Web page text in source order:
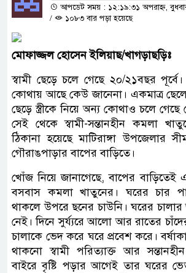
আপডেট সময় : ১২:১৯:৩১ অপরাহ্ন,
/
১০৮৩ বার পড়া হয়েছে
মোফাজ্জল হোসেন ইলিয়াছ/খাগড়াছড়িঃ
স্বামী ছেড়ে চলে গেছে ২০/২১বছর
কোথায় আছে কেউ জানেনা। একমাত্র
ছেড়ে স্ত্রীকে নিয়ে অন্য কোথাও চলে
সেই থেকে স্বামী-সন্তানহীন কমলা
ঠিকানা হয়েছে মাটিরাঙ্গা উপজেলার
গৌরাঙপাড়ার বাপের বাড়িতে।
খোঁজ নিয়ে জানাগেছে, বাপের বাড়িতেই
বসবাস কমলা খাতুনের। ঘরের চার
থাকলে উপরে ছনের চাউনি। ঘরের
নেই। দিনে সুর্য্যরে আলো আর রাতের
চালাকে ভেদ করে ঘরে প্রবেশ করে।
থাকনো স্বামী পরিত্যাক্ত আর
বাইরে বৃষ্টি পড়ার আগেই তার ঘরের